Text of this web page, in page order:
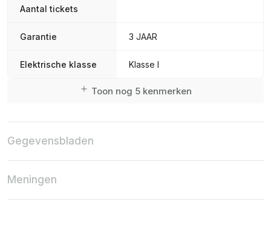
Aantal tickets
Garantie 3 JAAR
Elektrische klasse Klasse I
Toon nog 5 kenmerken
Gegevensbladen
Meningen